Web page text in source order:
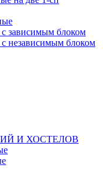
зависимым блоком
независимым блоком
И ХОСТЕЛОВ